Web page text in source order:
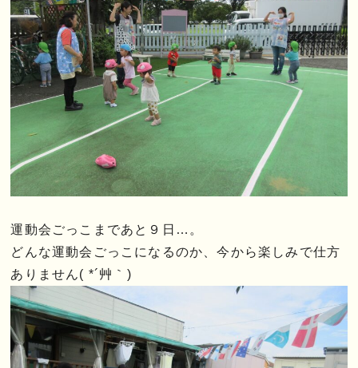
運動会ごっこまであと９日…。
どんな運動会ごっこになるのか、今から楽しみで仕方
ありません( *´艸｀)